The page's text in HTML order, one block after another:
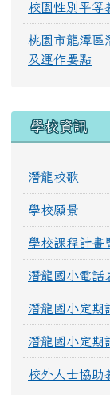
校園性別平等
桃園市龍潭區
及運作要點
學校資訊
潛龍校歌
學校願景
學校課程計畫
潛龍國小電話
潛龍國小定期
潛龍國小定期
校外人士協助